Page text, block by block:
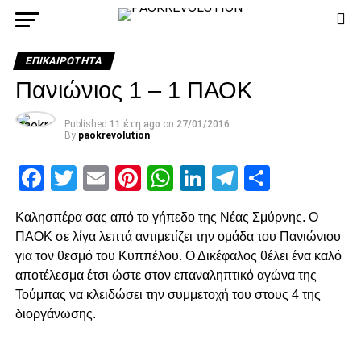
ΕΠΙΚΑΙΡΌΤΗΤΑ
Πανιώνιος 1 – 1 ΠΑΟΚ
Published 11 έτη ago on 27/01/2016
By paokrevolution
Facebook
Twitter
EmailPinterest
WhatsApp
LinkedIn
Telegram
Καλησπέρα σας από το γήπεδο της Νέας Σμύρνης. Ο
ΠΑΟΚ σε λίγα λεπτά αντιμετίζει την ομάδα του Πανιώνιου
για τον θεσμό του Κυππέλου. Ο Δικέφαλος θέλει ένα καλό
αποτέλεσμα έτσι ώστε στον επαναληπτικό αγώνα της
Τούμπας να κλειδώσει την συμμετοχή του στους 4 της
διοργάνωσης.